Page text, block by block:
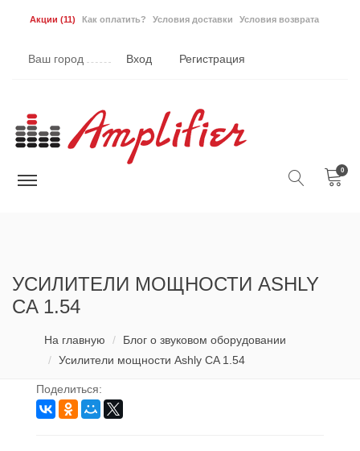
Акции (11) Как оплатить? Условия доставки Условия возврата
Ваш город Вход Регистрация
0
УСИЛИТЕЛИ МОЩНОСТИ ASHLY
CA 1.54
На главную
Блог о звуковом оборудовании
Усилители мощности Ashly CA 1.54
Поделиться: